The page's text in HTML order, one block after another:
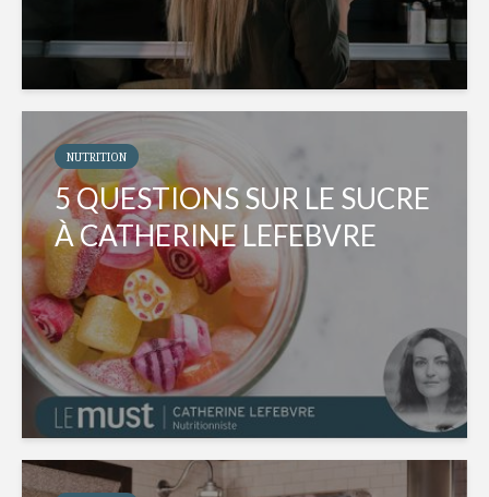
NUTRITION
5 QUESTIONS SUR LE SUCRE
À CATHERINE LEFEBVRE